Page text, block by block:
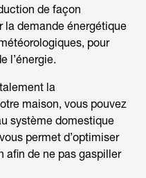
de façon
la demande énergétique
pour
l’énergie.
la
maison, vous pouvez
système domestique
permet d’optimiser
afin de ne pas gaspiller